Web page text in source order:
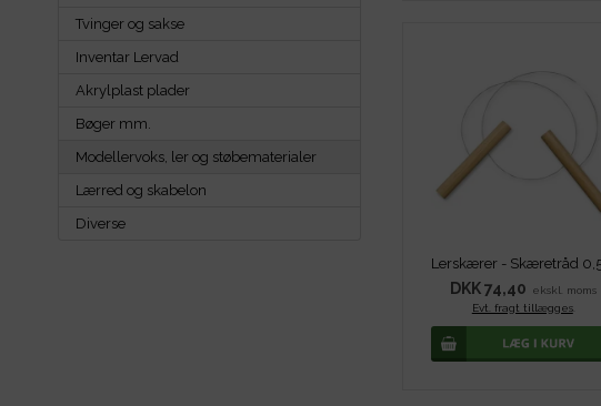
Tvinger og sakse
Inventar Lervad
Akrylplast plader
Bøger mm.
Modellervoks, ler og støbematerialer
Lærred og skabelon
Diverse
DKK 74,40
ekskl. moms
Evt. fragt tillægges.